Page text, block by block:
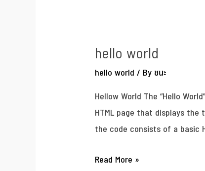
hello world
hello world / By ชนะ
Hellow World The “Hello
HTML page that displays
the code consists of a basic
Read More »